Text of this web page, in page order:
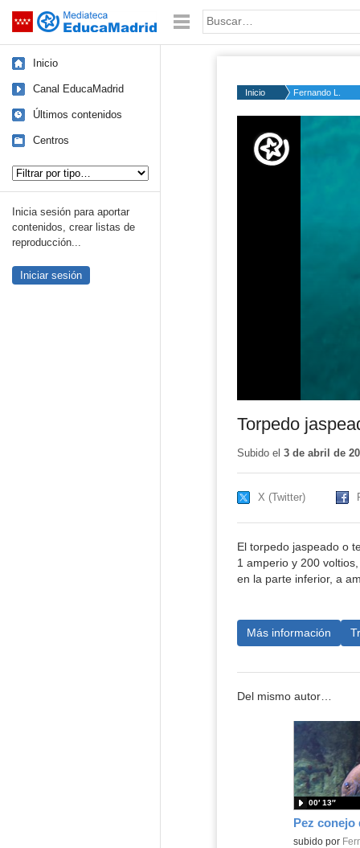
Saltar navegación Palabra o frase:
Inicio
Canal EducaMadrid
Últimos contenidos
Centros
Inicia sesión para aportar
contenidos, crear listas de
reproducción...
Iniciar sesión
Inicio Fernando L.
50%
Torpedo
Subido el 3 de abril de
X (Twitter)
El torpedo jaspeado o
1 amperio y 200
en la parte inferior, a
Más información
Del mismo autor…
Contenido
subido por
00′ 13″